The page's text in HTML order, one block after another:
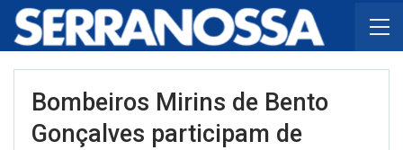
Bombeiros Mirins de Bento
Gonçalves participam de